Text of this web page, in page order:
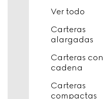
Ver todo
Carteras
alargadas
Carteras con
cadena
Carteras
compactas